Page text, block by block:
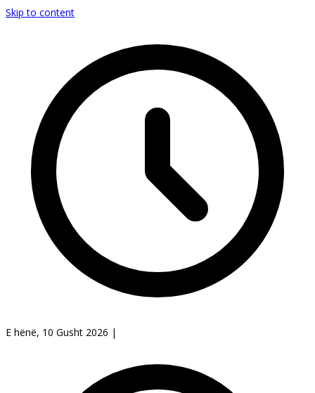
Skip to content
E hënë, 10 Gusht 2026 |